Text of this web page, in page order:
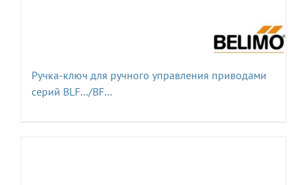
Ручка-ключ для ручного управления приводами
серий BLF…/BF…